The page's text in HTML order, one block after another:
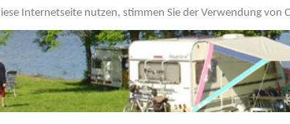
Internetseite nutzen, stimmen Sie der Verwendung von